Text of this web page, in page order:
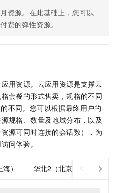
资源。在此基础上，您可以
费的弹性资源。
用资源。云应用资源是支撑云
套餐的形式售卖，规格的不同
不同。您可以根据最终用户的
规格、数量及地域分布，以及
源可同时连接的会话数），为
问体验。
） 华北2（北京） 华北